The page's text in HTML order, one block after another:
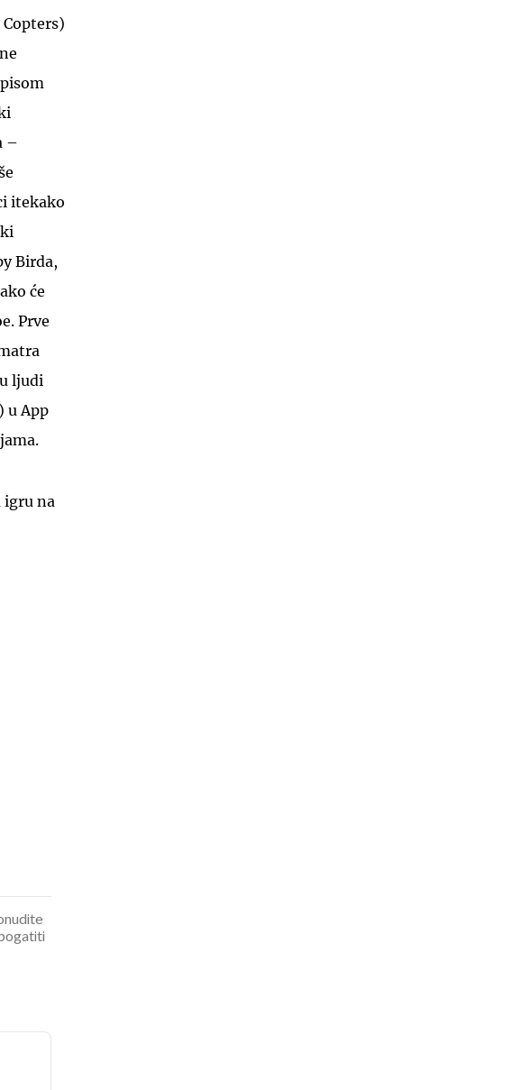
–
itekako
Birda,
će
Prve
ljudi
u App
igru na